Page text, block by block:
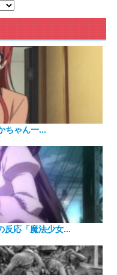
ちゃん一...
反応「魔法少女...